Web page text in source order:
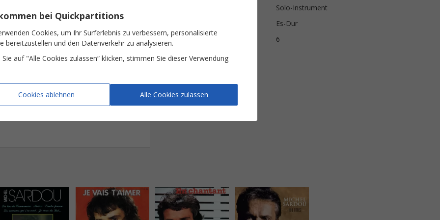
lorent la terre, les lacs, les ri vières
-
6
8
3
          
    
Solo-Instrument
Es-Dur
Anzahl der Seiten
6
bei Quickpartitions
Cookies, um Ihr Surferlebnis zu verbessern, personalisierte
bereitzustellen und den Datenverkehr zu analysieren.
Sie auf "Alle Cookies zulassen“ klicken, stimmen Sie dieser Verwendung
Cookies ablehnen Alle Cookies zulassen